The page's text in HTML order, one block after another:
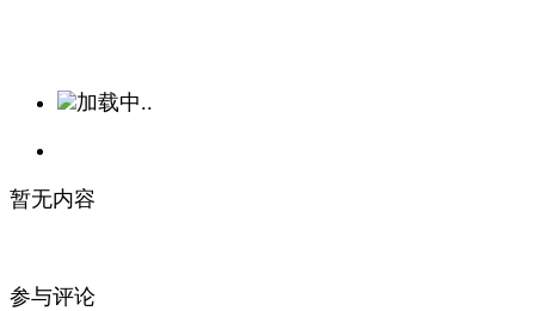
加载中..
暂无内容
参与评论